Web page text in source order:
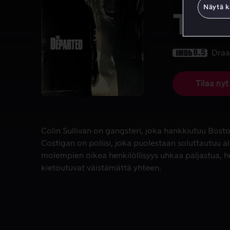
The
8.5
Tilaa nyt
Colin Sullivan on gangsteri, joka hankkiutuu
Colin Sullivan on gangsteri, joka hankkiutuu
Costigan on poliisi, joka puolestaan soluttautuu
molempien oikea henkilöllisyys uhkaa paljastua,
kietoutuvat väistämättä yhteen.
Näytä